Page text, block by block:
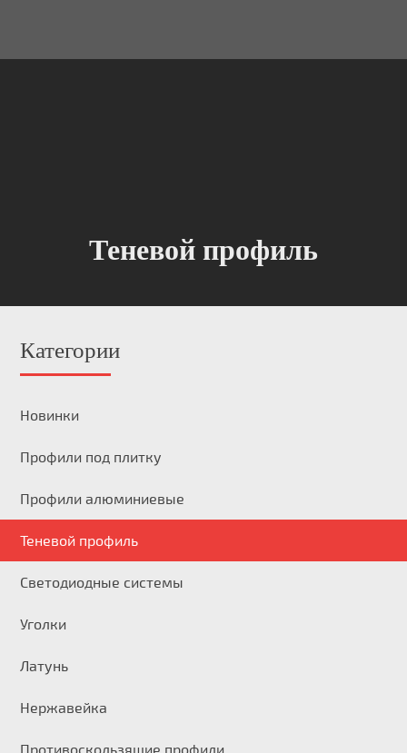
Теневой профиль
Категории
Новинки
Профили под плитку
Профили алюминиевые
Теневой профиль
Светодиодные системы
Уголки
Латунь
Нержавейка
Противоскользящие профили